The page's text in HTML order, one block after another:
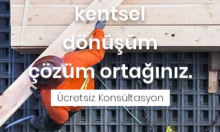
kentsel
dönüşüm
çözüm ortağınız.
Ücretsiz Konsültasyon